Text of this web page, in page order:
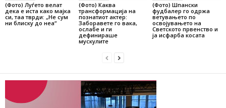
(Фото) Луѓето велат
дека е иста како мајка
си, таа тврди: „Не сум
ни блиску до неа“
(Фото) Каква
трансформација на
познатиот актер:
Заборавете го вака,
ослабе и ги
дефинираше
мускулите
(Фото) Шпански
фудбалер го одржа
ветувањето по
освојувањето на
Светското првенство и
ја исфарба косата